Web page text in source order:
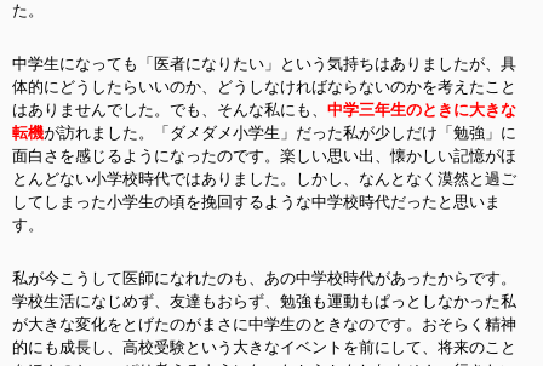
た。
中学生になっても「医者になりたい」という気持ちはありましたが、具
体的にどうしたらいいのか、どうしなければならないのかを考えたこと
はありませんでした。でも、そんな私にも、 中学三年生のときに大きな
転機が訪れました。「ダメダメ小学生」だった私が少しだけ「勉強」に
面白さを感じるようになったのです。楽しい思い出、懐かしい記憶がほ
とんどない小学校時代ではありました。しかし、なんとなく漠然と過ご
してしまった小学生の頃を挽回するような中学校時代だったと思いま
す。
私が今こうして医師になれたのも、あの中学校時代があったからです。
学校生活になじめず、友達もおらず、勉強も運動もぱっとしなかった私
が大きな変化をとげたのがまさに中学生のときなのです。おそらく精神
的にも成長し、高校受験という大きなイベントを前にして、将来のこと